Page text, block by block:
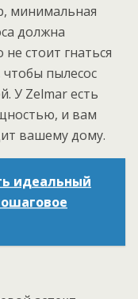
минимальная
должна
стоит гнаться
пылесос
У Zelmаr есть
и вам
вашему дому.
идеальный